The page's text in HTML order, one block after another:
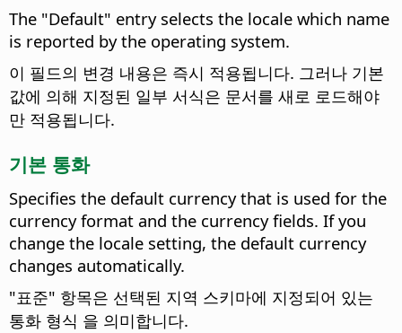
The "Default" entry selects the locale which name
is reported by the operating system.
이 필드의 변경 내용은 즉시 적용됩니다. 그러나 기본
값에 의해 지정된 일부 서식은 문서를 새로 로드해야
만 적용됩니다.
기본 통화
Specifies the default currency that is used for the
currency format and the currency fields. If you
change the locale setting, the default currency
changes automatically.
"표준" 항목은 선택된 지역 스키마에 지정되어 있는
통화 형식 을 의미합니다.